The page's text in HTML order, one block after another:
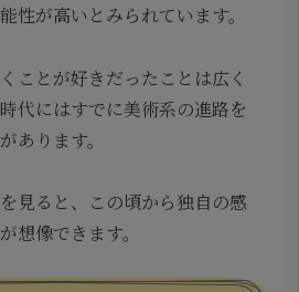
性が高いとみられています。
ことが好きだったことは広く
代にはすでに美術系の進路を
あります。
見ると、この頃から独自の感
想像できます。